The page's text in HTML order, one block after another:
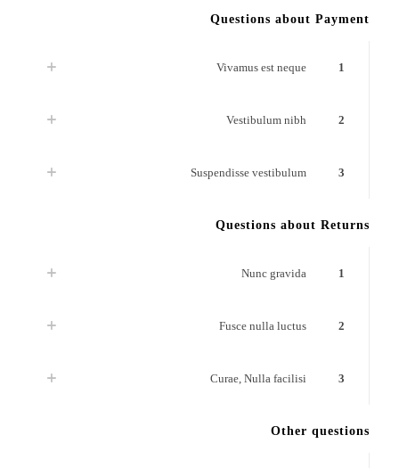
Questions about Payment
1
Vivamus est neque
2
Vestibulum nibh
3
Suspendisse vestibulum
Questions about Returns
1
Nunc gravida
2
Fusce nulla luctus
3
Curae, Nulla facilisi
Other questions